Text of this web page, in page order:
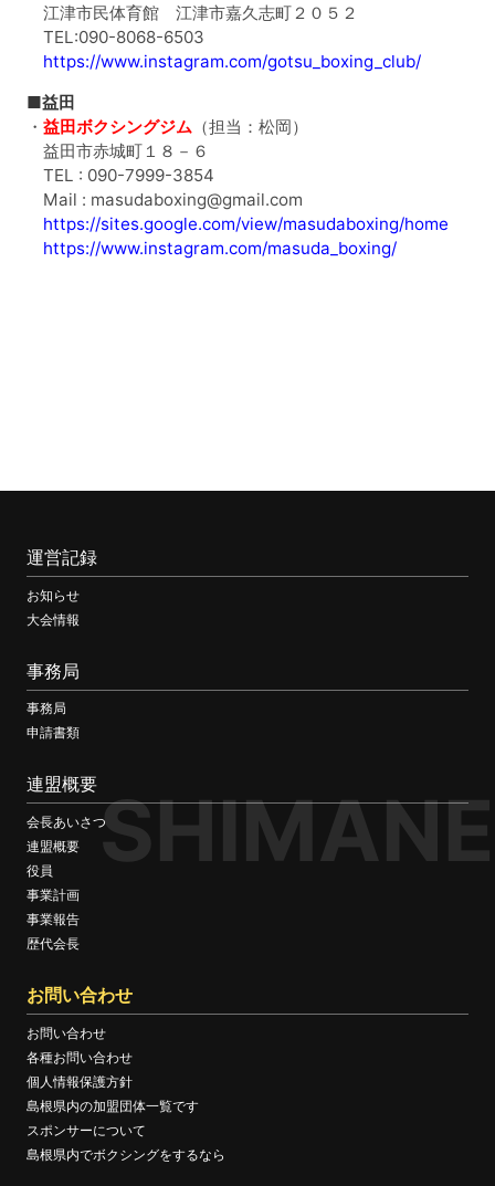
江津市民体育館 江津市嘉久志町２０５２
TEL:090-8068-6503
https://www.instagram.com/gotsu_boxing_club/
■益田
・ 益田ボクシングジム （担当：松岡）
益田市赤城町１８－６
TEL : 090-7999-3854
Mail : masudaboxing@gmail.com
https://sites.google.com/view/masudaboxing/home
https://www.instagram.com/masuda_boxing/
SHIMANE
運営記録
お知らせ
大会情報
事務局
事務局
申請書類
連盟概要
会長あいさつ
連盟概要
役員
事業計画
事業報告
歴代会長
お問い合わせ
お問い合わせ
各種お問い合わせ
個人情報保護方針
島根県内の加盟団体一覧です
スポンサーについて
島根県内でボクシングをするなら